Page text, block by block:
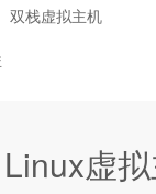
双栈虚拟主机
Linux虚